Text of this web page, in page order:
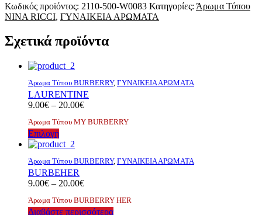
Κωδικός προϊόντος: 2110-500-W0083 Κατηγορίες: Άρωμα Τύπου
NINA RICCI, ΓΥΝΑΙΚΕΙΑ ΑΡΩΜΑΤΑ
Σχετικά προϊόντα
Άρωμα Τύπου BURBERRY, ΓΥΝΑΙΚΕΙΑ ΑΡΩΜΑΤΑ
LAURENTINE
9.00€ – 20.00€Price
9.00€
Άρωμα Τύπου ΜΥ BURBERRY
ΕπιλογήΑυτό
το
έχει
πολλαπλές
παραλλαγές.
Οι
επιλογές
Άρωμα Τύπου BURBERRY, ΓΥΝΑΙΚΕΙΑ ΑΡΩΜΑΤΑ
BURBEHER
9.00€ – 20.00€Price
9.00€
Άρωμα Τύπου BURBERRY HER
Διαβάστε περισσότερα